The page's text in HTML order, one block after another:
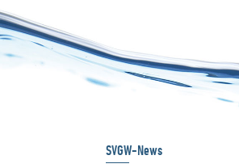
SVGW-News